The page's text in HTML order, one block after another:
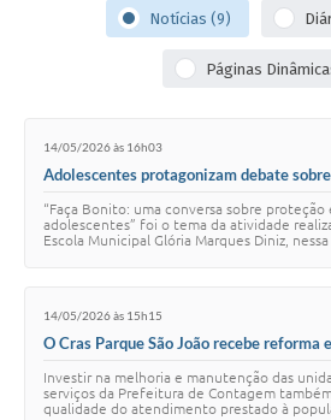
Notícias (9)
Páginas
14/05/2026 às 16h03
Adolescentes protagonizam debate
“Faça Bonito: uma conversa sobre proteção
adolescentes” foi o tema da atividade
Escola Municipal Glória Marques Diniz,
14/05/2026 às 15h15
O Cras Parque São João recebe reforma
Investir na melhoria e manutenção das
serviços da Prefeitura de Contagem
qualidade do atendimento prestado à